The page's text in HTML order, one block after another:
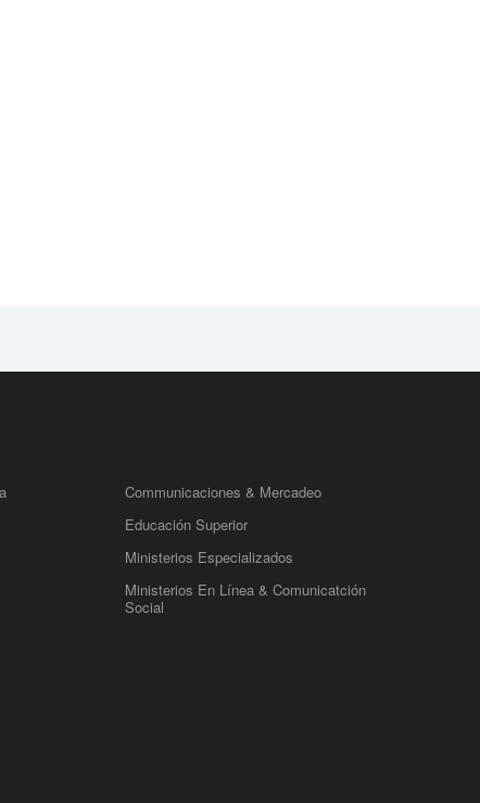
Communicaciones & Mercadeo
Educación Superior
Ministerios Especializados
Ministerios En Línea & Comunicatción
Social